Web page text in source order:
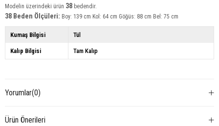
Modelin üzerindeki ürün 38 bedendir.
38 Beden Ölçüleri: Boy: 139 cm Kol: 64 cm Göğüs: 88 cm Bel: 75 cm
Kumaş Bilgisi Tül
Kalıp Bilgisi Tam Kalıp
Yorumlar(0)
Ürün Önerileri